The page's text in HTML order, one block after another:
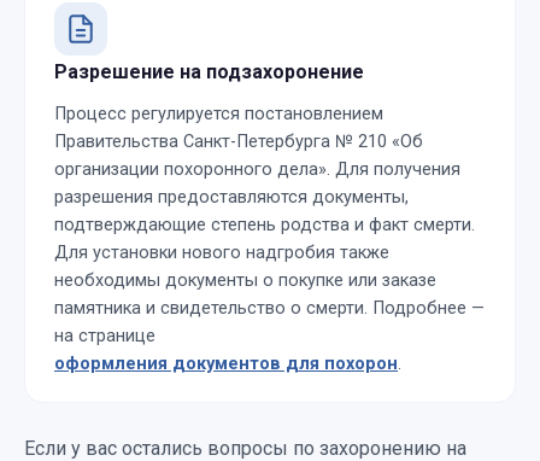
Разрешение на подзахоронение
Процесс регулируется постановлением
Правительства Санкт-Петербурга № 210 «Об
организации похоронного дела». Для получения
разрешения предоставляются документы,
подтверждающие степень родства и факт смерти.
Для установки нового надгробия также
необходимы документы о покупке или заказе
памятника и свидетельство о смерти. Подробнее —
на странице
оформления документов для похорон.
Если у вас остались вопросы по захоронению на